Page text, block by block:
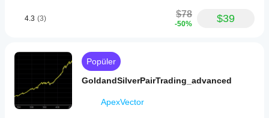
4.3 (3) $78
-50% $39
Popüler
GoldandSilverPairTrading_advanced
ApexVector